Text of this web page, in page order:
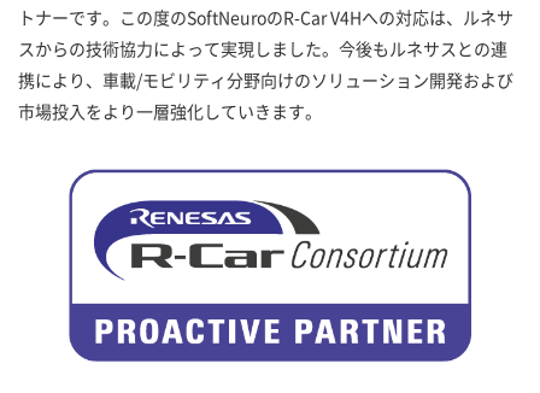
トナーです。この度のSoftNeuroのR-Car V4Hへの対応は、ルネサ
スからの技術協力によって実現しました。今後もルネサスとの連
携により、車載/モビリティ分野向けのソリューション開発および
市場投入をより一層強化していきます。